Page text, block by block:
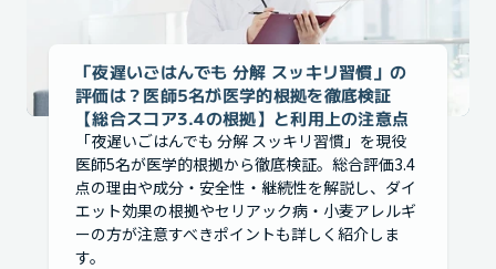
「夜遅いごはんでも 分解 スッキリ習慣」の
評価は？医師5名が医学的根拠を徹底検証
【総合スコア3.4の根拠】と利用上の注意点
「夜遅いごはんでも 分解 スッキリ習慣」を現役
医師5名が医学的根拠から徹底検証。総合評価3.4
点の理由や成分・安全性・継続性を解説し、ダイ
エット効果の根拠やセリアック病・小麦アレルギ
ーの方が注意すべきポイントも詳しく紹介しま
す。